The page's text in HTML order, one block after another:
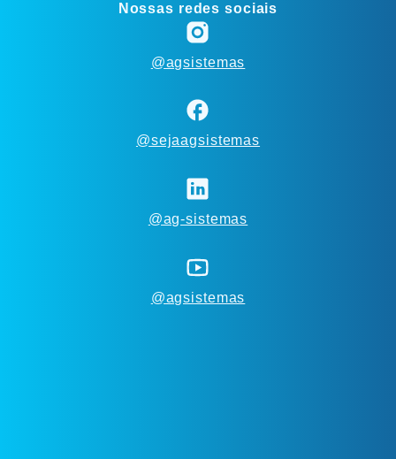
Nossas redes sociais
@agsistemas
@sejaagsistemas
@ag-sistemas
@agsistemas